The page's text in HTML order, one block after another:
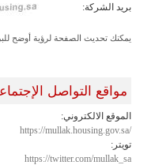
بريد الشركة:
يمكنك تحديث الصفحة لرؤية أوضح
مواقع التواصل
الموقع الالكتروني:
https://mullak.housing.gov.sa/
تويتر:
https://twitter.com/mullak_sa